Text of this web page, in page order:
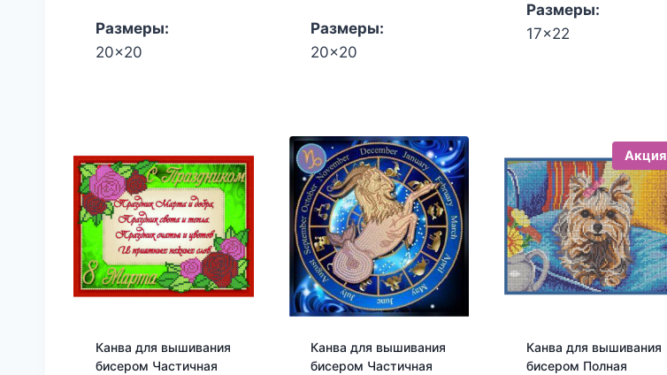
Размеры:
20x20
Размеры:
20x20
Размеры:
17x22
Канва для вышивания
бисером Частичная
Канва для вышивания
бисером Частичная
Акция
Канва для вышивания
бисером Полная